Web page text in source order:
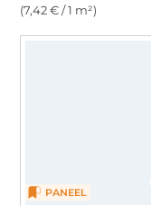
(7,42 € / 1 m²)
PANEEL